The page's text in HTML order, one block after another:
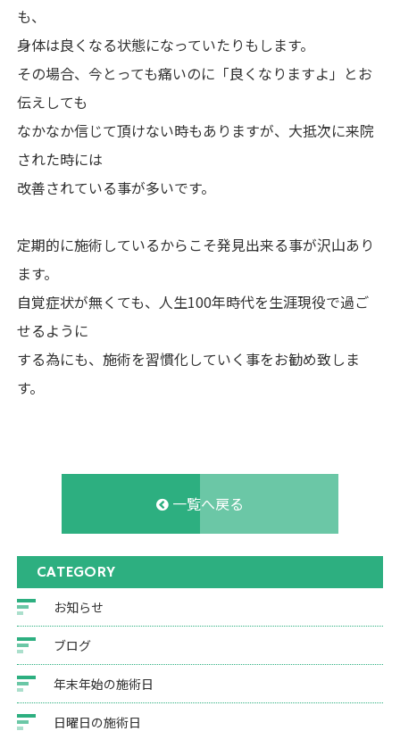
も、
身体は良くなる状態になっていたりもします。
その場合、今とっても痛いのに「良くなりますよ」とお
伝えしても
なかなか信じて頂けない時もありますが、大抵次に来院
された時には
改善されている事が多いです。
定期的に施術しているからこそ発見出来る事が沢山あり
ます。
自覚症状が無くても、人生100年時代を生涯現役で過ご
せるように
する為にも、施術を習慣化していく事をお勧め致しま
す。
一覧へ戻る
CATEGORY
お知らせ
ブログ
年末年始の施術日
日曜日の施術日